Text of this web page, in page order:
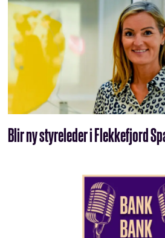
Blir ny styreleder i Flekkefjord